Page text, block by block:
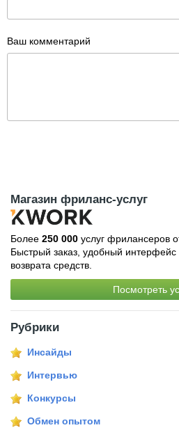
Ваш комментарий
Магазин фриланс-услуг
Более 250 000 услуг фрилансеров
Быстрый заказ, удобный интерфейс
возврата средств.
Посмотреть
Рубрики
Инсайды
Интервью
Конкурсы
Обмен опытом